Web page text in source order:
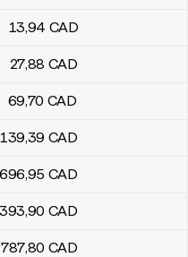
13,94 CAD
27,88 CAD
69,70 CAD
139,39 CAD
696,95 CAD
,90 CAD
,80 CAD